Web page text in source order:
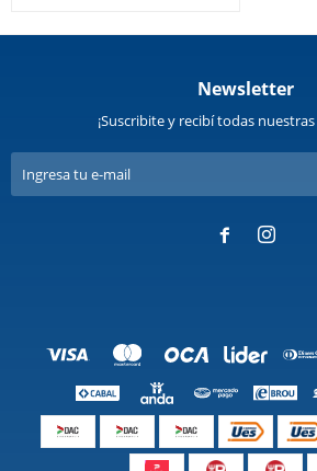
Newsletter
¡Suscribite y recibí todas
 